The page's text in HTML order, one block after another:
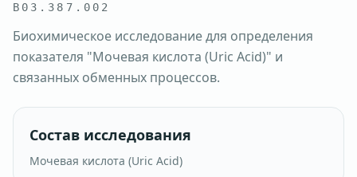
B03.387.002
Биохимическое исследование для определения
показателя "Мочевая кислота (Uric Аcid)" и
связанных обменных процессов.
Состав исследования
Мочевая кислота (Uric Аcid)